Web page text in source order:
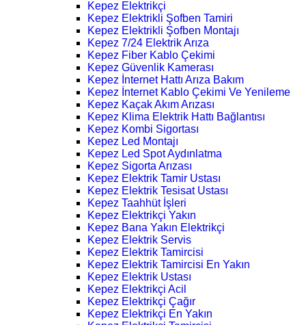
Kepez Elektrikçi
Kepez Elektrikli Şofben Tamiri
Kepez Elektrikli Şofben Montajı
Kepez 7/24 Elektrik Arıza
Kepez Fiber Kablo Çekimi
Kepez Güvenlik Kamerası
Kepez İnternet Hattı Arıza Bakım
Kepez İnternet Kablo Çekimi Ve Yenileme
Kepez Kaçak Akım Arızası
Kepez Klima Elektrik Hattı Bağlantısı
Kepez Kombi Sigortası
Kepez Led Montajı
Kepez Led Spot Aydınlatma
Kepez Sigorta Arızası
Kepez Elektrik Tamir Ustası
Kepez Elektrik Tesisat Ustası
Kepez Taahhüt İşleri
Kepez Elektrikçi Yakın
Kepez Bana Yakın Elektrikçi
Kepez Elektrik Servis
Kepez Elektrik Tamircisi
Kepez Elektrik Tamircisi En Yakın
Kepez Elektrik Ustası
Kepez Elektrikçi Acil
Kepez Elektrikçi Çağır
Kepez Elektrikçi En Yakın